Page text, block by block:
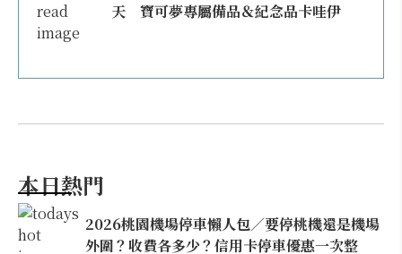
天 寶可夢專屬備品＆紀念品卡哇伊
本日熱門
2026桃園機場停車懶人包／要停桃機還是機場
外圍？收費各多少？信用卡停車優惠一次整